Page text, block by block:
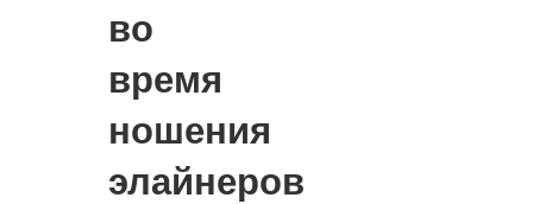
во
время
ношения
элайнеров